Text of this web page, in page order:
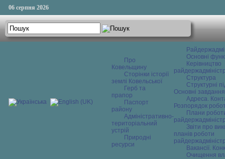
06 серпня 2026
Про
Ковельщину
Сторінки історії
землі Ковельської
Герб та
прапор
Паспорт
району
Адміністративно-
територіальний
устрій
Природні
ресурси
Основні
Керівництво
Структура
Структурні
Основні завдання
Адреса.
Розпорядок
Плани
Звіти про
планів роботи
Вакансії.
Очищення